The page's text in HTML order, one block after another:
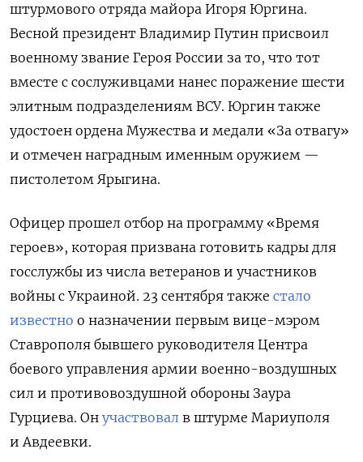
штурмового отряда майора Игоря Юргина.
Весной президент Владимир Путин присвоил
военному звание Героя России за то, что тот
вместе с сослуживцами нанес поражение шести
элитным подразделениям ВСУ. Юргин также
удостоен ордена Мужества и медали «За отвагу»
и отмечен наградным именным оружием —
пистолетом Ярыгина.
Офицер прошел отбор на программу «Время
героев», которая призвана готовить кадры для
госслужбы из числа ветеранов и участников
войны с Украиной. 23 сентября также стало
известно о назначении первым вице-мэром
Ставрополя бывшего руководителя Центра
боевого управления армии военно-воздушных
сил и противовоздушной обороны Заура
Гурциева. Он участвовал в штурме Мариуполя
и Авдеевки.